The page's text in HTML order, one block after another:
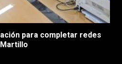
para completar redes